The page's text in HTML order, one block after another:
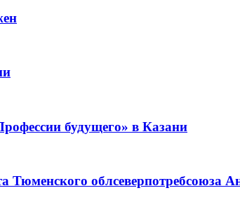
будущего» в Казани
Тюменского облсеверпотребсоюза